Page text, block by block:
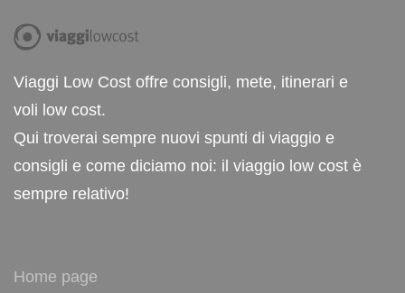
Viaggi Low Cost offre consigli, mete, itinerari e
voli low cost.
Qui troverai sempre nuovi spunti di viaggio e
consigli e come diciamo noi: il viaggio low cost è
sempre relativo!
Home page